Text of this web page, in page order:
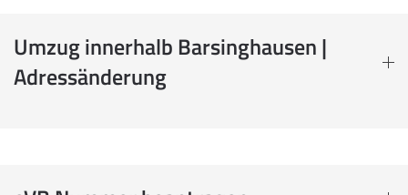
Umzug innerhalb Barsinghausen |
Adressänderung